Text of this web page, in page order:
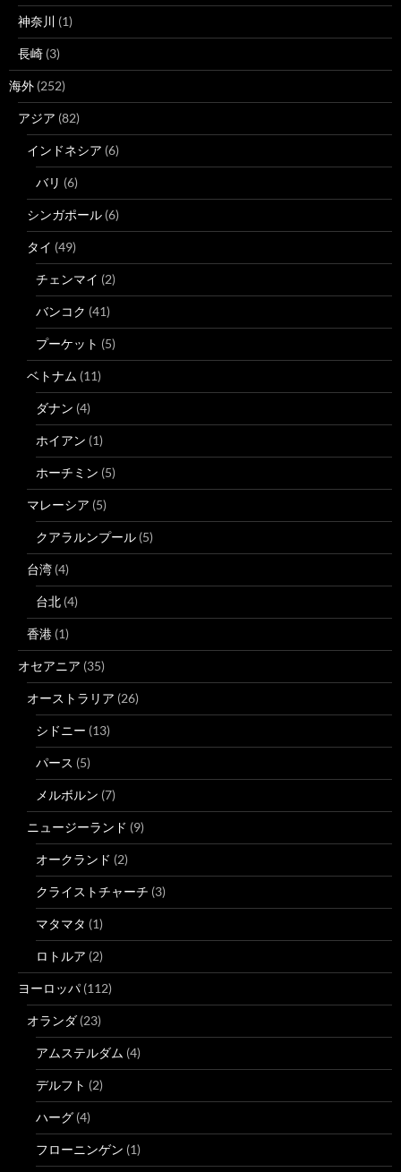
神奈川 (1)
長崎 (3)
海外 (252)
アジア (82)
インドネシア (6)
バリ (6)
シンガポール (6)
タイ (49)
チェンマイ (2)
バンコク (41)
プーケット (5)
ベトナム (11)
ダナン (4)
ホイアン (1)
ホーチミン (5)
マレーシア (5)
クアラルンプール (5)
台湾 (4)
台北 (4)
香港 (1)
オセアニア (35)
オーストラリア (26)
シドニー (13)
パース (5)
メルボルン (7)
ニュージーランド (9)
オークランド (2)
クライストチャーチ (3)
マタマタ (1)
ロトルア (2)
ヨーロッパ (112)
オランダ (23)
アムステルダム (4)
デルフト (2)
ハーグ (4)
フローニンゲン (1)